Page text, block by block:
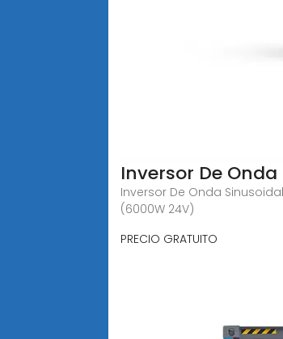
Inversor De
Inversor De Onda
(6000W 24V)
PRECIO GRATUITO